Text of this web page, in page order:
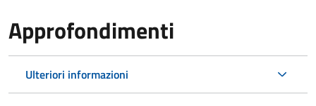
Approfondimenti
Ulteriori informazioni